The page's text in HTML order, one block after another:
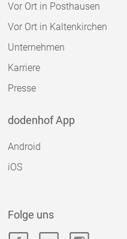
Vor Ort in Posthausen
Vor Ort in Kaltenkirchen
Unternehmen
Karriere
Presse
dodenhof App
Android
iOS
Folge uns